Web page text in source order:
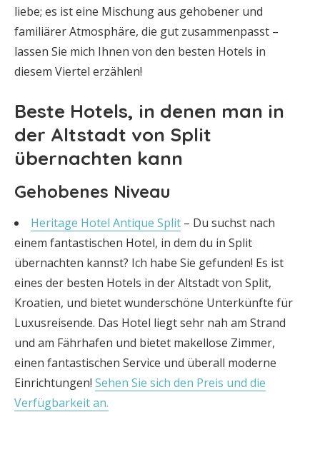
liebe; es ist eine Mischung aus gehobener und
familiärer Atmosphäre, die gut zusammenpasst –
lassen Sie mich Ihnen von den besten Hotels in
diesem Viertel erzählen!
Beste Hotels, in denen man in
der Altstadt von Split
übernachten kann
Gehobenes Niveau
Heritage Hotel Antique Split – Du suchst nach
einem fantastischen Hotel, in dem du in Split
übernachten kannst? Ich habe Sie gefunden! Es ist
eines der besten Hotels in der Altstadt von Split,
Kroatien, und bietet wunderschöne Unterkünfte für
Luxusreisende. Das Hotel liegt sehr nah am Strand
und am Fährhafen und bietet makellose Zimmer,
einen fantastischen Service und überall moderne
Einrichtungen! Sehen Sie sich den Preis und die
Verfügbarkeit an.